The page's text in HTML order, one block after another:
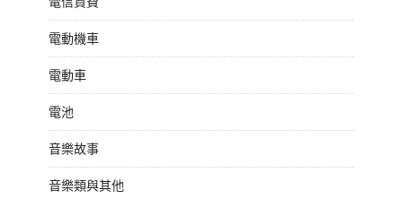
電動機車
電動車
電池
音樂故事
音樂類與其他